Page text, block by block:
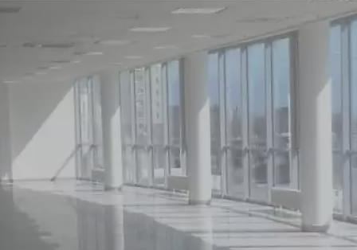
97868 - Г. ДЗЕРЖИНСК,
ВОСТОЧНОЕ, Д.92 А
Нижегородская обл
Получить контакты
Сооружение: Автозаправочная станция, площадь застройки
1875 м. Сооружение состоит из здания 51,9 кв.м. ,топливных
резервуаров подземных 3 шт., очистных сооружений
дождевых вод и хоз. стоков (1 металлическая емкость
цилиндрической формы). Возможное назначение: прочее,
внутри типовой ремонт, тип окон - обычные,...
580 (+1)